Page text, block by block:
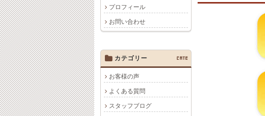
プロフィール
お問い合わせ
カテゴリー CATE
お客様の声
よくある質問
スタッフブログ